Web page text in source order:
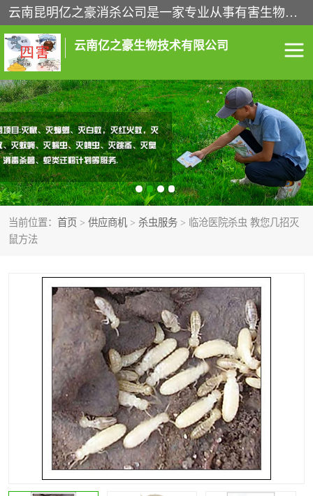
云南昆明亿之豪消杀公司是一家专业从事有害生物防治综合治理的公司，治理服务包括：灭鼠,杀虫,除虫,除蟑螂,白蚁防治,消杀等；安全环保,快速上门,价格透明,完善的售后服务,不影响您的生活工作。
云南亿之豪生物技术有限公司
当前位置： 首页 > 供应商机 > 杀虫服务 > 临沧医院杀虫 教您几招灭
鼠方法
灭鼠服务 杀虫服务
除虫服务 除蟑螂服务
白蚁防治服务 消杀服务
昆明灭老鼠 昆明灭蟑螂
昆明消毒公司 昆明白蚁防治
昆明灭红火蚁公司 昆明驱蛇公司
昆明除虫除蚁